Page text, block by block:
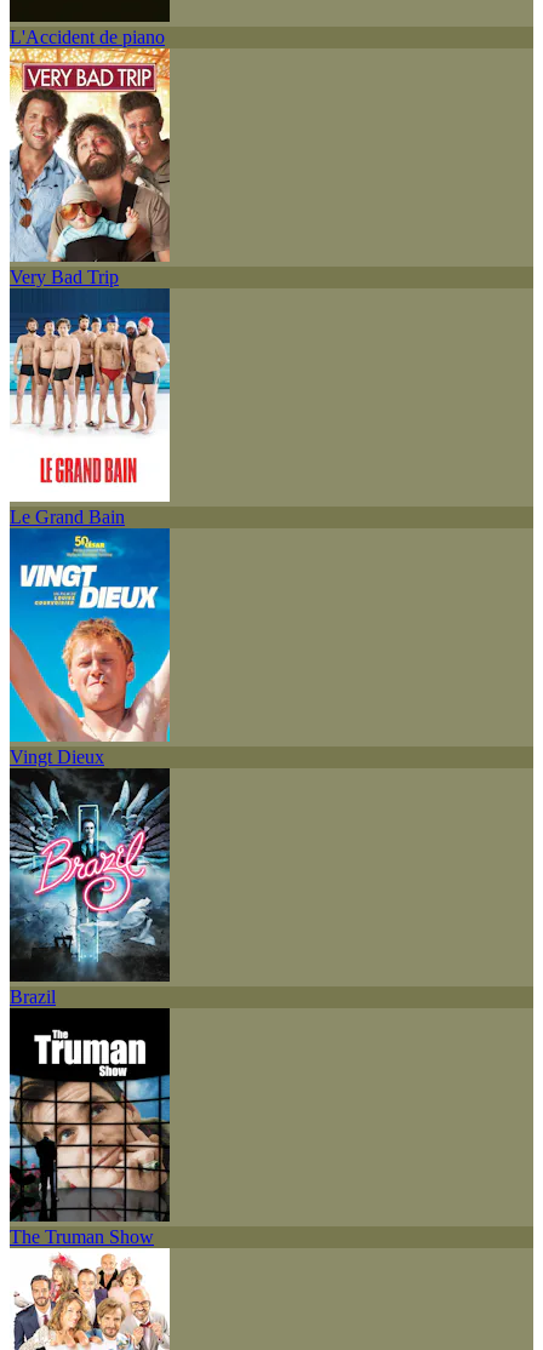
L'Accident de piano
Very Bad Trip
Le Grand Bain
Vingt Dieux
Brazil
The Truman Show